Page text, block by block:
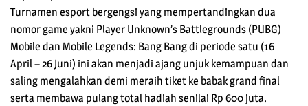
Turnamen esport bergengsi yang mempertandingkan dua
nomor game yakni Player Unknown’s Battlegrounds (PUBG)
Mobile dan Mobile Legends: Bang Bang di periode satu (16
April – 26 Juni) ini akan menjadi ajang unjuk kemampuan dan
saling mengalahkan demi meraih tiket ke babak grand final
serta membawa pulang total hadiah senilai Rp 600 juta.